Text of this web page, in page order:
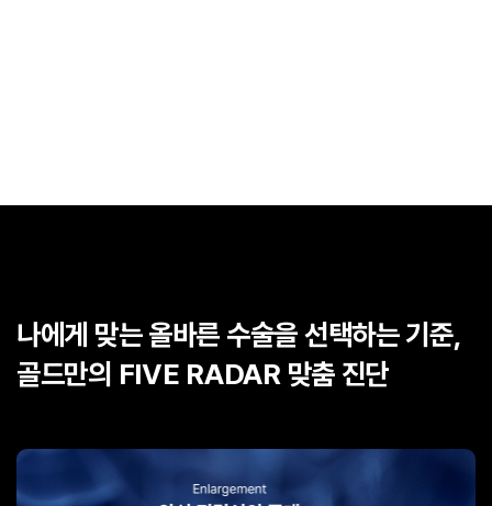
나에게 맞는 올바른 수술을 선택하는 기준,
골드만의 FIVE RADAR 맞춤 진단